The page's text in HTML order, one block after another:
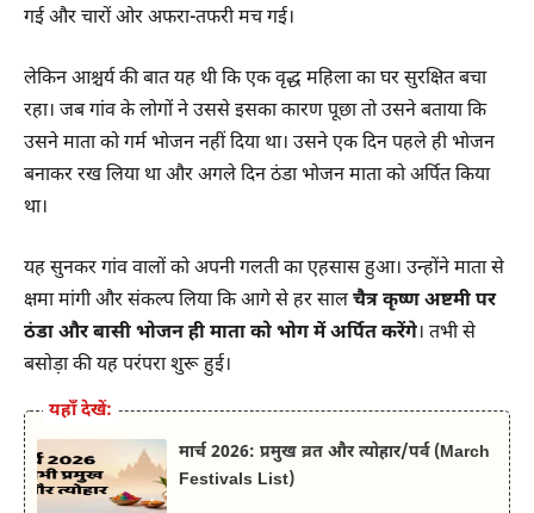
गई और चारों ओर अफरा-तफरी मच गई।
लेकिन आश्चर्य की बात यह थी कि एक वृद्ध महिला का घर सुरक्षित बचा
रहा। जब गांव के लोगों ने उससे इसका कारण पूछा तो उसने बताया कि
उसने माता को गर्म भोजन नहीं दिया था। उसने एक दिन पहले ही भोजन
बनाकर रख लिया था और अगले दिन ठंडा भोजन माता को अर्पित किया
था।
यह सुनकर गांव वालों को अपनी गलती का एहसास हुआ। उन्होंने माता से
क्षमा मांगी और संकल्प लिया कि आगे से हर सालचैत्र कृष्ण अष्टमी पर
ठंडा और बासी भोजन ही माता को भोग में अर्पित करेंगे। तभी से
बसोड़ा की यह परंपरा शुरू हुई।
यहाँ देखें:
मार्च 2026: प्रमुख व्रत और त्योहार/पर्व (March
Festivals List)